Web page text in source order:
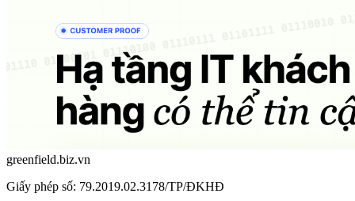
greenfield.biz.vn
Giấy phép số: 79.2019.02.3178/TP/ĐKHĐ